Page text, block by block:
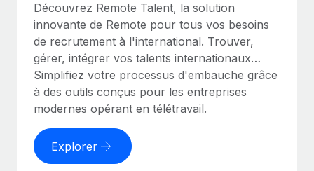
Découvrez Remote Talent, la solution
innovante de Remote pour tous vos besoins
de recrutement à l'international. Trouver,
gérer, intégrer vos talents internationaux…
Simplifiez votre processus d'embauche grâce
à des outils conçus pour les entreprises
modernes opérant en télétravail.
Explorer